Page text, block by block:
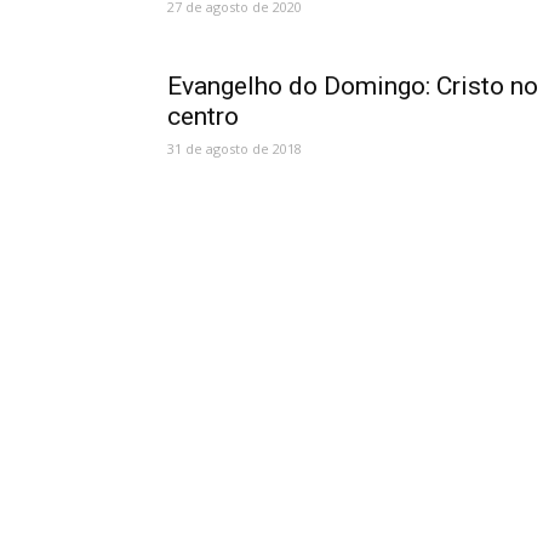
27 de agosto de 2020
Evangelho do Domingo: Cristo no
centro
31 de agosto de 2018